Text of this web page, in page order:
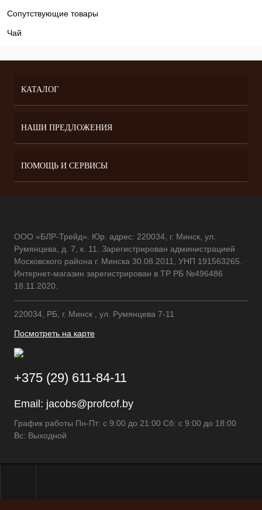
Сопутствующие товары
Чай
КАТАЛОГ
НАШИ ПРЕДЛОЖЕНИЯ
ПОМОЩЬ И СЕРВИСЫ
ООО «БЛР-Трейд». Юр. адрес: 220034, г. Минск, ул.
Румянцева, д. 7, к. 11. Зарегистрирован администрацией
Московского района г. Минска 30.08.2011, УНП 191563265.
Интернет-магазин зарегистрирован в ТР РБ №496486
18.11.2020.
220034, РБ, г. Минск , ул. Румянцева 7-11
Посмотреть на карте
+375 (29) 611-84-11
Email: jacobs@profcof.by
График работы Пн-Пт: с 9:00 до 21:00 Сб: с 9:00 до 18:00
Вс: Выходной